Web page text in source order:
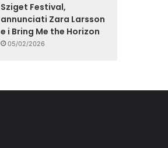
Sziget Festival,
annunciati Zara Larsson
e i Bring Me the Horizon
05/02/2026